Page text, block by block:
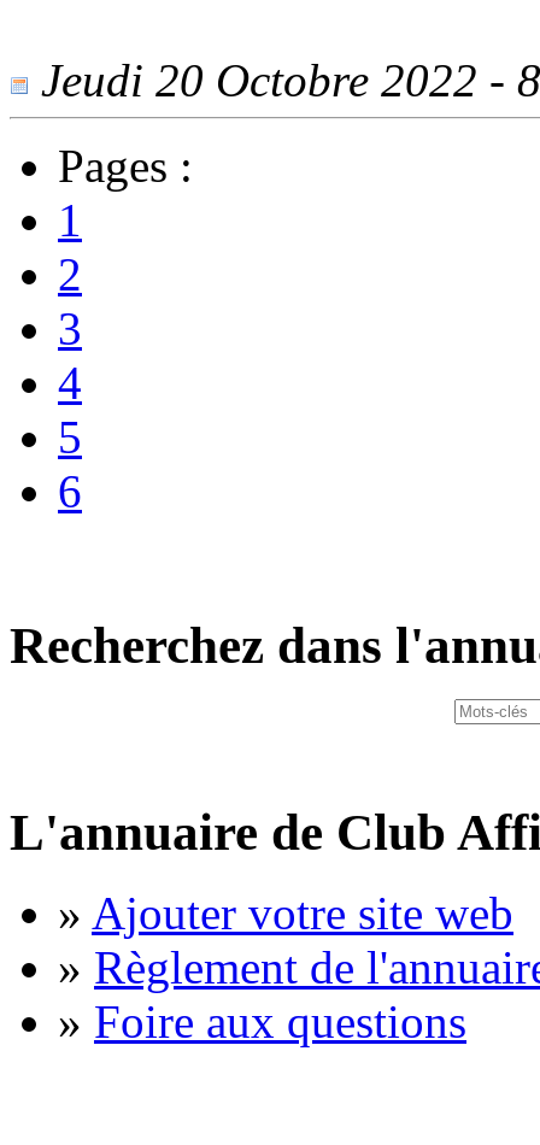
Jeudi 20 Octobre 2022 -
Pages :
1
2
3
4
5
6
Recherchez dans
L'annuaire de Club
» Ajouter votre site web
» Règlement de
» Foire aux questions